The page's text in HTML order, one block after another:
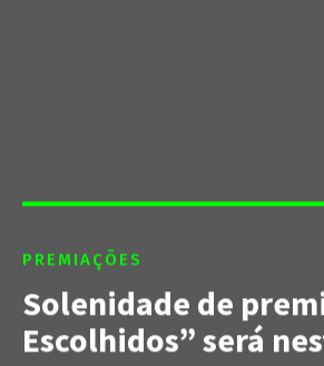
PREMIAÇÕES
Solenidade de
Escolhidos” será